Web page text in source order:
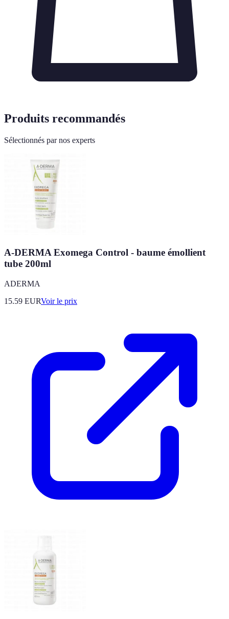
Produits recommandés
Sélectionnés par nos experts
A-DERMA Exomega Control - baume émollient
tube 200ml
ADERMA
15.59 EURVoir le prix